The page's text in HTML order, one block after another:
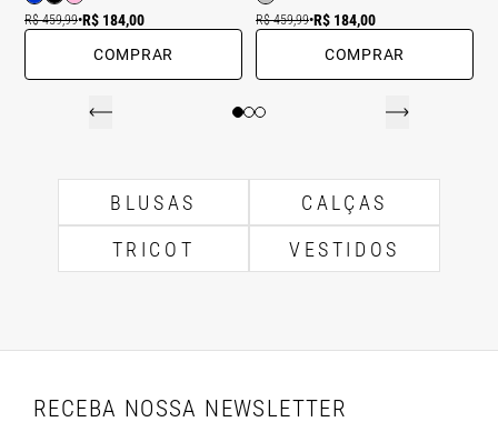
R$ 459,99•R$ 184,00
COMPRAR
R$ 459,99•R$ 184,00
COMPRAR
BLUSAS
CALÇAS
TRICOT
VESTIDOS
RECEBA NOSSA NEWSLETTER